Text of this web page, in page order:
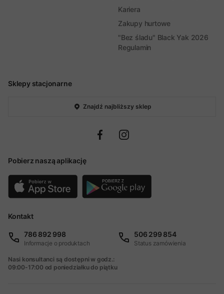
Sklepy stacjonarne
Znajdź najbliższy sklep
Pobierz naszą aplikację
Kariera
Zakupy hurtowe
"Bez śladu" Black Yak 2026
Regulamin
Kontakt
786 892 998
Informacje o produktach
506 299 854
Status zamówienia
Nasi konsultanci są dostępni w godz.:
09:00-17:00 od poniedziałku do piątku